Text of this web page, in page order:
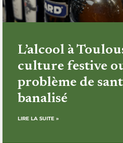
L’alcool à
culture festive
problème de
banalisé
LIRE LA SUITE »